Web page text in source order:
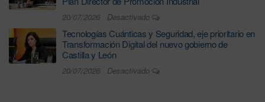
20/07/2026 Desactivado
Tecnologías Cuánticas y Seguridad, eje prioritario en
Transformación Digital del nuevo gobierno de
Castilla y León
20/07/2026 Desactivado